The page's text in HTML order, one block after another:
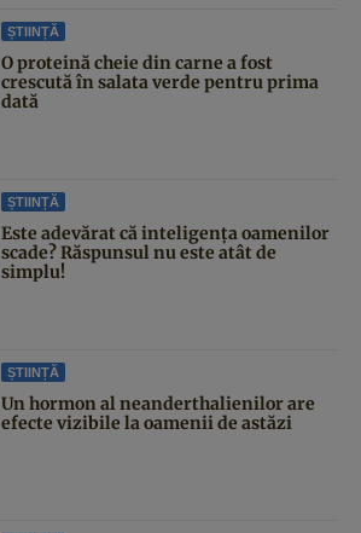
ȘTIINȚĂ
O proteină cheie din carne a fost
crescută în salata verde pentru prima
dată
ȘTIINȚĂ
Este adevărat că inteligența oamenilor
scade? Răspunsul nu este atât de
simplu!
ȘTIINȚĂ
Un hormon al neanderthalienilor are
efecte vizibile la oamenii de astăzi